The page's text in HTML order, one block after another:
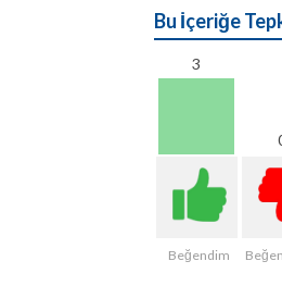
Bu İçeriğe
3
Beğendim